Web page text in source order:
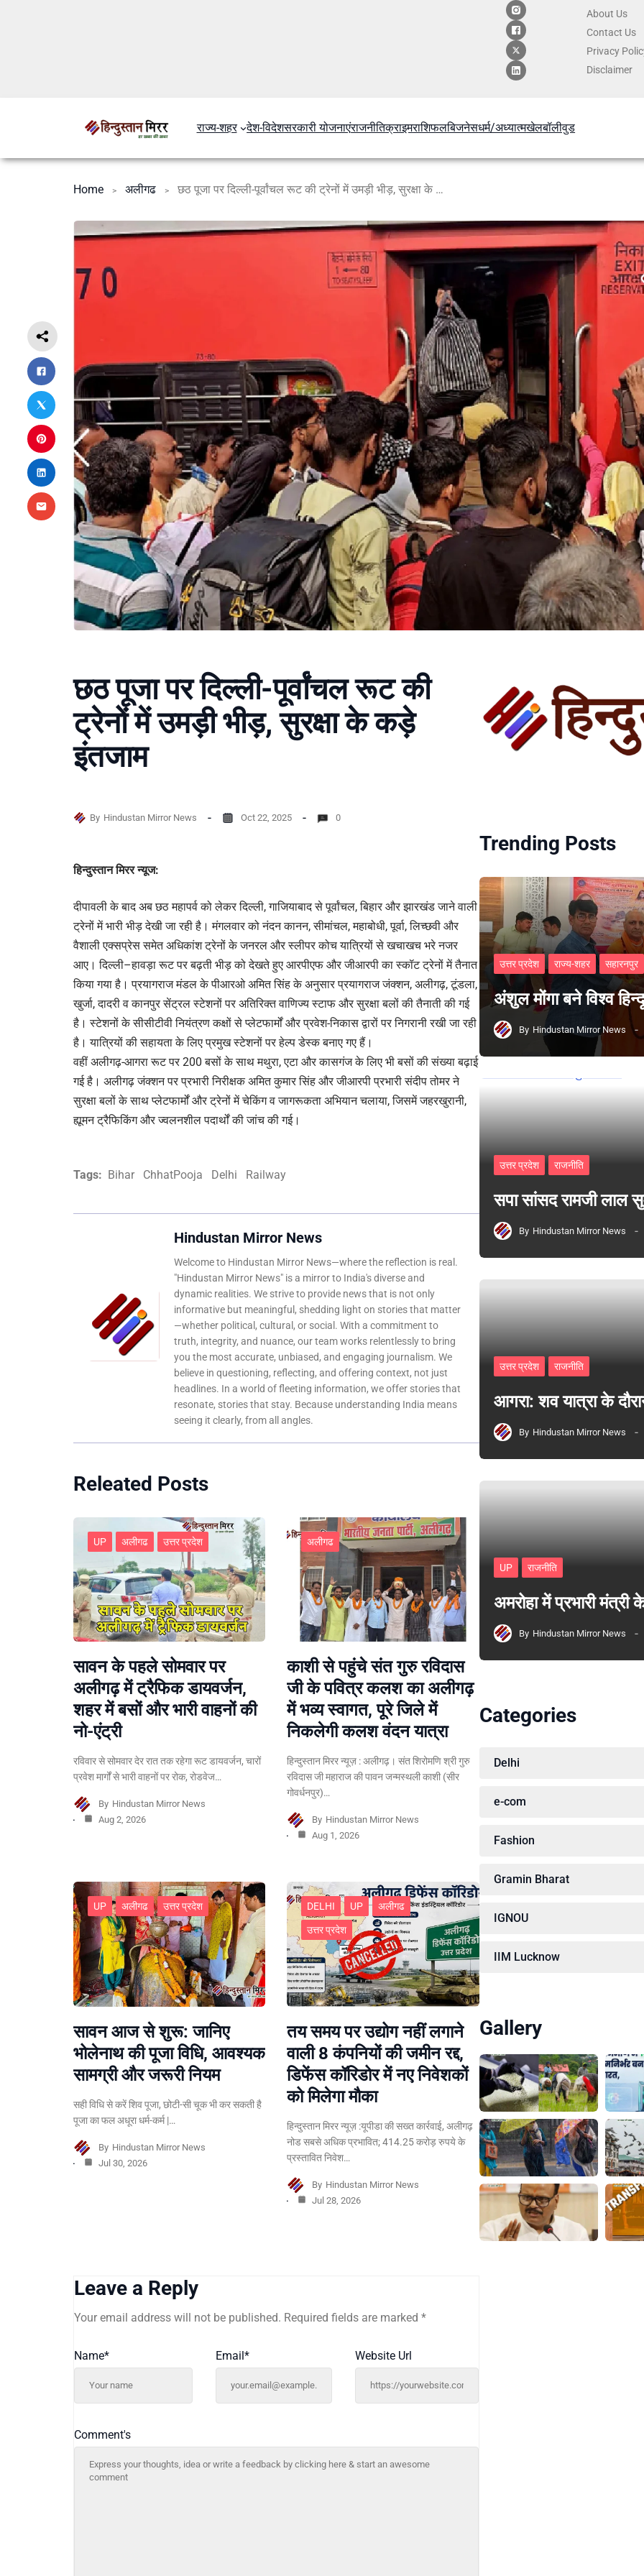
About Us
Contact Us
Privacy
Disclaimer
राज्य-शहर देश-विदेशसरकारी योजनाएंराजनीतिक्राइमराशिफलबिजनेसधर्म/अध्यात्मखेलबॉलीवुड
Home अलीगढ छठ पूजा पर दिल्ली-पूर्वांचल रूट की ट्रेनों में उमड़ी भीड़, सुरक्षा के कड़े इंतजाम
छठ पूजा पर दिल्ली-पूर्वांचल रूट की
ट्रेनों में उमड़ी भीड़, सुरक्षा के कड़े
इंतजाम
By Hindustan Mirror News Oct 22, 2025 0
हिन्दुस्तान मिरर न्यूज:
दीपावली के बाद अब छठ महापर्व को लेकर दिल्ली, गाजियाबाद से पूर्वांचल, बिहार और झारखंड जाने वाली
ट्रेनों में भारी भीड़ देखी जा रही है। मंगलवार को नंदन कानन, सीमांचल, महाबोधी, पूर्वा, लिच्छवी और
वैशाली एक्सप्रेस समेत अधिकांश ट्रेनों के जनरल और स्लीपर कोच यात्रियों से खचाखच भरे नजर
आए। दिल्ली–हावड़ा रूट पर बढ़ती भीड़ को देखते हुए आरपीएफ और जीआरपी का स्कॉट ट्रेनों में तैनात
किया गया है। प्रयागराज मंडल के पीआरओ अमित सिंह के अनुसार प्रयागराज जंक्शन, अलीगढ़, टूंडला,
खुर्जा, दादरी व कानपुर सेंट्रल स्टेशनों पर अतिरिक्त वाणिज्य स्टाफ और सुरक्षा बलों की तैनाती की गई
है। स्टेशनों के सीसीटीवी नियंत्रण कक्षों से प्लेटफार्मों और प्रवेश-निकास द्वारों पर निगरानी रखी जा रही
है। यात्रियों की सहायता के लिए प्रमुख स्टेशनों पर हेल्प डेस्क बनाए गए हैं।
वहीं अलीगढ़-आगरा रूट पर 200 बसों के साथ मथुरा, एटा और कासगंज के लिए भी बसों की संख्या बढ़ाई
गई है। अलीगढ़ जंक्शन पर प्रभारी निरीक्षक अमित कुमार सिंह और जीआरपी प्रभारी संदीप तोमर ने
सुरक्षा बलों के साथ प्लेटफार्मों और ट्रेनों में चेकिंग व जागरूकता अभियान चलाया, जिसमें जहरखुरानी,
ह्यूमन ट्रैफिकिंग और ज्वलनशील पदार्थों की जांच की गई।
Tags: Bihar ChhatPooja Delhi Railway
Hindustan Mirror News
Welcome to Hindustan Mirror News—where the reflection is real.
"Hindustan Mirror News" is a mirror to India's diverse and
dynamic realities. We strive to provide news that is not only
informative but meaningful, shedding light on stories that matter
—whether political, cultural, or social. With a commitment to
truth, integrity, and nuance, our team works relentlessly to bring
you the most accurate, unbiased, and engaging journalism. We
believe in questioning, reflecting, and offering context, not just
headlines. In a world of fleeting information, we offer stories that
resonate, stories that stay. Because understanding India means
seeing it clearly, from all angles.
Releated Posts
UP अलीगढ उत्तर प्रदेश
सावन के पहले सोमवार पर
अलीगढ़ में ट्रैफिक डायवर्जन,
शहर में बसों और भारी वाहनों की
नो-एंट्री
रविवार से सोमवार देर रात तक रहेगा रूट डायवर्जन, चारों
प्रवेश मार्गों से भारी वाहनों पर रोक, रोडवेज…
By Hindustan Mirror News
Aug 2, 2026
अलीगढ
काशी से पहुंचे संत गुरु रविदास
जी के पवित्र कलश का अलीगढ़
में भव्य स्वागत, पूरे जिले में
निकलेगी कलश वंदन यात्रा
हिन्दुस्तान मिरर न्यूज़ : अलीगढ़। संत शिरोमणि श्री गुरु
रविदास जी महाराज की पावन जन्मस्थली काशी (सीर
गोवर्धनपुर)…
By Hindustan Mirror News
Aug 1, 2026
UP अलीगढ उत्तर प्रदेश
सावन आज से शुरू: जानिए
भोलेनाथ की पूजा विधि, आवश्यक
सामग्री और जरूरी नियम
सही विधि से करें शिव पूजा, छोटी-सी चूक भी कर सकती है
पूजा का फल अधूरा धर्म-कर्म |…
By Hindustan Mirror News
Jul 30, 2026
DELHI UP अलीगढ
उत्तर प्रदेश
तय समय पर उद्योग नहीं लगाने
वाली 8 कंपनियों की जमीन रद्द,
डिफेंस कॉरिडोर में नए निवेशकों
को मिलेगा मौका
हिन्दुस्तान मिरर न्यूज़ :यूपीडा की सख्त कार्रवाई, अलीगढ़
नोड सबसे अधिक प्रभावित; 414.25 करोड़ रुपये के
प्रस्तावित निवेश…
By Hindustan Mirror News
Jul 28, 2026
Leave a Reply
Your email address will not be published. Required fields are marked *
Comment's
Name* Email* Website Url
Trending Posts
उत्तर प्रदेश राज्य-शहर सहारनपुर
अंशुल मोंगा बने विश्व
By Hindustan Mirror News
उत्तर प्रदेश राजनीति
सपा सांसद रामजी लाल
By Hindustan Mirror News
उत्तर प्रदेश राजनीति
आगरा: शव यात्रा के
By Hindustan Mirror News
UP राजनीति
अमरोहा में प्रभारी
By Hindustan Mirror News
Categories
Delhi
e-com
Fashion
Gramin Bharat
IGNOU
IIM Lucknow
Gallery